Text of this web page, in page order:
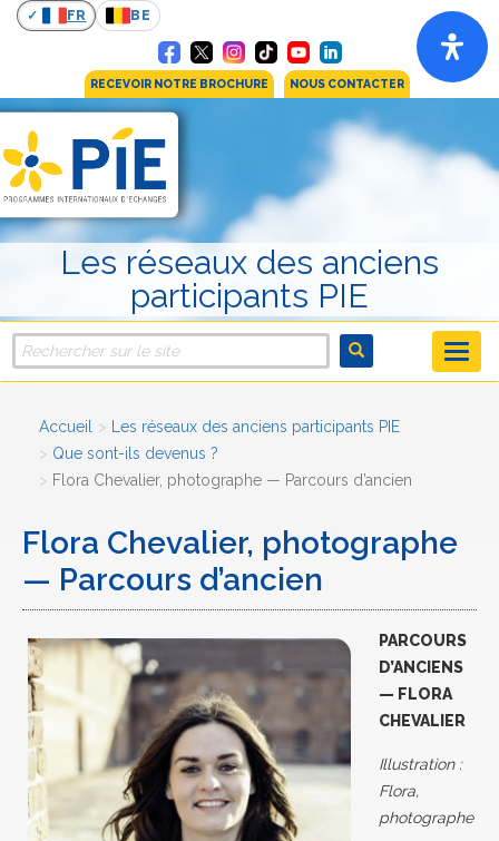
FR BE
RECEVOIR NOTRE BROCHURE NOUS CONTACTER
Les réseaux des anciens
participants PIE
Accueil
Les réseaux des anciens participants PIE
Que sont-ils devenus ?
Flora Chevalier, photographe — Parcours d’ancien
Flora Chevalier, photographe
— Parcours d’ancien
PARCOURS
D’ANCIENS
— FLORA
CHEVALIER
Illustration :
Flora,
photographe